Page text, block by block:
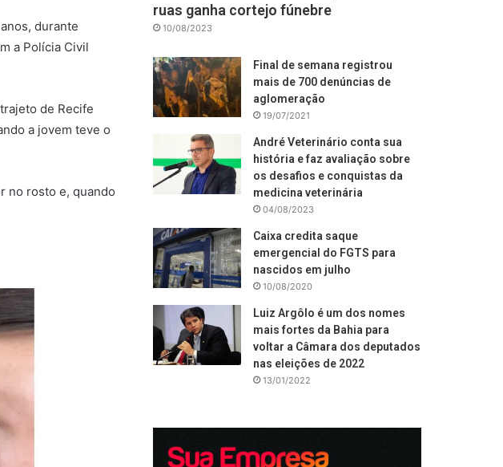
durante
a Polícia Civil
de Recife
a jovem teve o
no rosto e, quando
ruas ganha cortejo fúnebre
10/08/2023
Final de semana registrou
mais de 700 denúncias de
aglomeração
19/07/2021
André Veterinário conta sua
história e faz avaliação sobre
os desafios e conquistas da
medicina veterinária
04/08/2023
Caixa credita saque
emergencial do FGTS para
nascidos em julho
10/08/2020
Luiz Argôlo é um dos nomes
mais fortes da Bahia para
voltar a Câmara dos deputados
nas eleições de 2022
13/01/2022